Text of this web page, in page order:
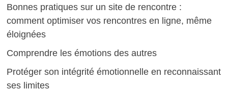
Bonnes pratiques sur un site de rencontre :
comment optimiser vos rencontres en ligne, même
éloignées
Comprendre les émotions des autres
Protéger son intégrité émotionnelle en reconnaissant
ses limites